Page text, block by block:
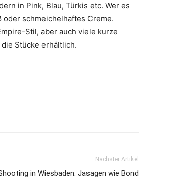
in Pink, Blau, Türkis etc. Wer es
oder schmeichelhaftes Creme.
Stil, aber auch viele kurze
Stücke erhältlich.
Nächster Artikel
in Wiesbaden: Jasagen wie Bond